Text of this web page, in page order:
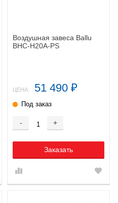
Воздушная завеса Ballu
BHC-H20A-PS
ЦЕНА: 51 490 ₽
Под заказ
- +
Заказать